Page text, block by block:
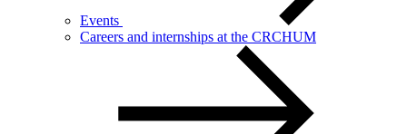
Events
Careers and internships at the CRCHUM